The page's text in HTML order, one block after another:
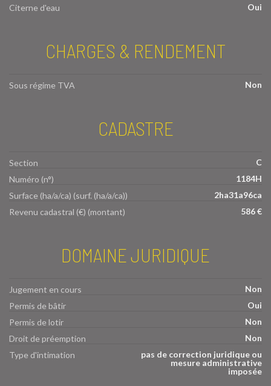
Citerne d'eau Oui
CHARGES & RENDEMENT
Sous régime TVA Non
CADASTRE
Section
C
Numéro (n°)
1184H
Surface (ha/a/ca) (surf. (ha/a/ca))
2ha31a96ca
Revenu cadastral (€) (montant)
586 €
DOMAINE JURIDIQUE
Jugement en cours
Non
Permis de bâtir
Oui
Permis de lotir
Non
Droit de préemption
Non
Type d'intimation
pas de correction juridique ou
mesure administrative
imposée